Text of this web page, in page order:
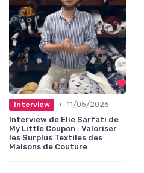
Interview • 11/05/2026
Interview de Elie Sarfati de
My Little Coupon : Valoriser
les Surplus Textiles des
Maisons de Couture